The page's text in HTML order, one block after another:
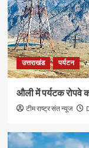
उत्तराखंड पर्यटन
औली में पर्यटक रोपवे
टीम राष्ट्र संत न्यूज